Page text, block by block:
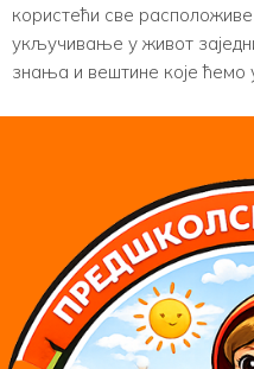
користећи све
укључивање у живот
знања и вештине које ћемо